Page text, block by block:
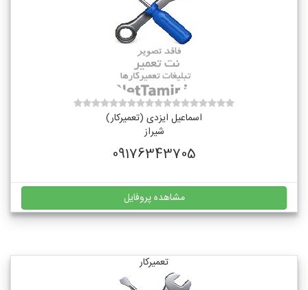
اسماعیل ایزدی (تعمیرکار)
شیراز
09176343705
مشاهده پروفایل
تعمیرکار